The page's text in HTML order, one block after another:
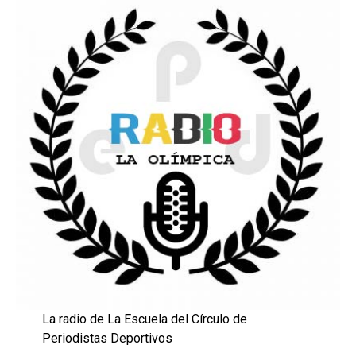
La radio de La Escuela del Círculo de
Periodistas Deportivos